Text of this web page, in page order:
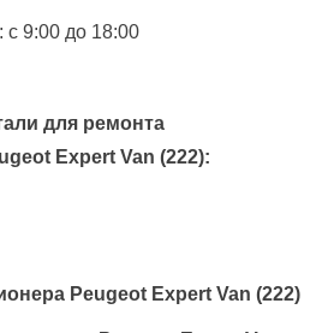
9:00 до 18:00
для ремонта
Expert Van (222):
Peugeot Expert Van (222)